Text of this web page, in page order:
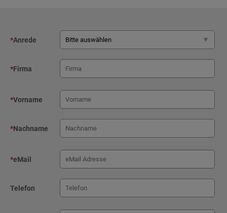
*Anrede
*Firma
*Vorname
*Nachname
*eMail
Telefon